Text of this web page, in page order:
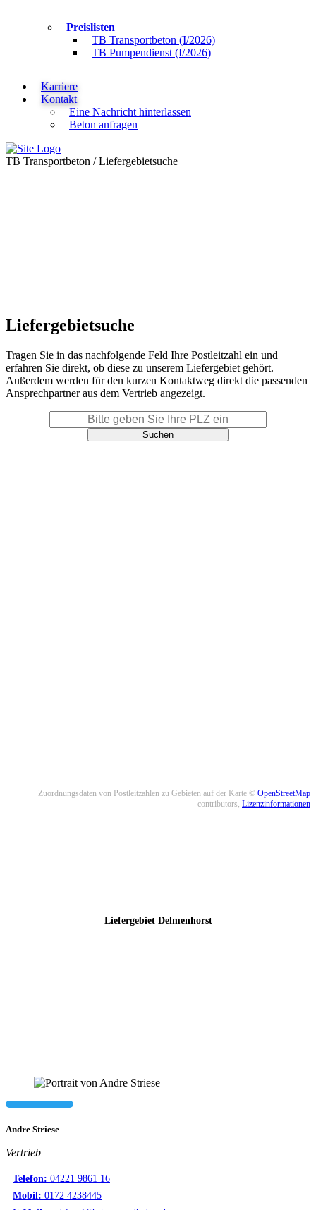
Preislisten
TB Transportbeton (I/2026)
TB Pumpendienst (I/2026)
Karriere
Kontakt
Eine Nachricht hinterlassen
Beton anfragen
TB Transportbeton /Liefergebietsuche
Liefergebietsuche
Tragen Sie in das nachfolgende Feld Ihre Postleitzahl ein und
erfahren Sie direkt, ob diese zu unserem Liefergebiet gehört.
Außerdem werden für den kurzen Kontaktweg direkt die passenden
Ansprechpartner aus dem Vertrieb angezeigt.
Zuordnungsdaten von Postleitzahlen zu Gebieten auf der Karte © OpenStreetMap
contributors, Lizenzinformationen
Liefergebiet Delmenhorst
Andre Striese
Vertrieb
Telefon: 04221 9861 16
Mobil: 0172 4238445